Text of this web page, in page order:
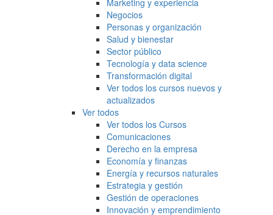
Marketing y experiencia
Negocios
Personas y organización
Salud y bienestar
Sector público
Tecnología y data science
Transformación digital
Ver todos los cursos nuevos y
actualizados
Ver todos
Ver todos los Cursos
Comunicaciones
Derecho en la empresa
Economía y finanzas
Energía y recursos naturales
Estrategia y gestión
Gestión de operaciones
Innovación y emprendimiento